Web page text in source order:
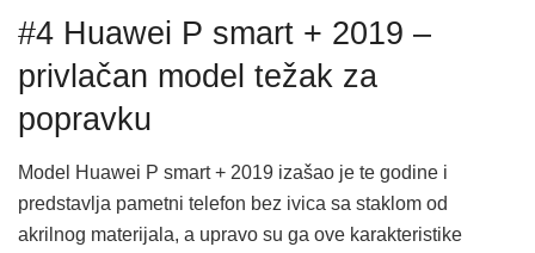
#4 Huawei P smart + 2019 –
privlačan model težak za
popravku
Model Huawei P smart + 2019 izašao je te godine i
predstavlja pametni telefon bez ivica sa staklom od
akrilnog materijala, a upravo su ga ove karakteristike